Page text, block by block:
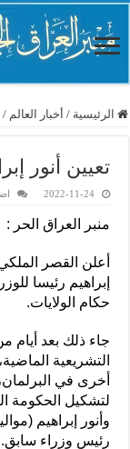
الرئيسية / أخبار العالم /
تعيين أنور
2022-11-24
منبر العراق الحر :
أعلن القصر
إبراهيم رئيسا
حكام الولايات.
جاء ذلك بعد أيام
التشريعية
لتشكيل الحكومة
رئيس وزراء سابق.